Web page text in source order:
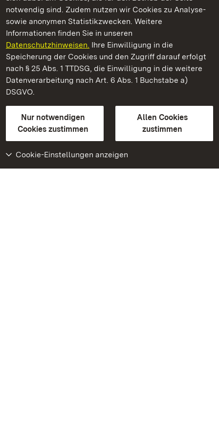
notwendig sind. Zudem nutzen wir Cookies zu Analyse-
sowie anonymen Statistikzwecken. Weitere
Informationen finden Sie in unseren
Datenschutzhinweisen. Ihre Einwilligung in die
Speicherung der Cookies und den Zugriff darauf erfolgt
nach § 25 Abs. 1 TTDSG, die Einwilligung in die weitere
Datenverarbeitung nach Art. 6 Abs. 1 Buchstabe a)
DSGVO.
Nur notwendigen
Cookies zustimmen
Allen Cookies
zustimmen
Cookie-Einstellungen anzeigen
Staatliche Schlösser und Gärten Baden‑Württemberg
Staatliche Schlösser und Gärten Baden-Württemberg
Kontakt
GebärdenspracheLeichte Sprache
Erklärung zur Barrierefreiheit
BITV-konform (geprüfte Seiten)
Weiteres